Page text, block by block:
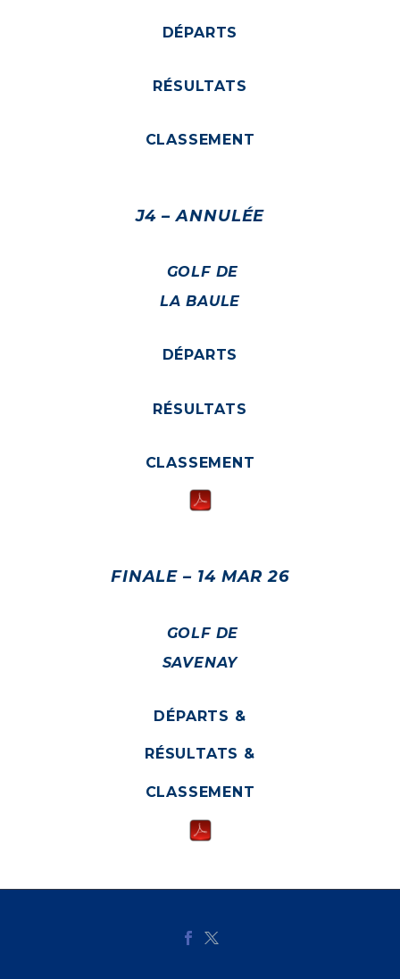
DÉPARTS
RÉSULTATS
CLASSEMENT
J4 – ANNULÉE
GOLF DE
LA BAULE
DÉPARTS
RÉSULTATS
CLASSEMENT
FINALE – 14 MAR 26
GOLF DE
SAVENAY
DÉPARTS &
RÉSULTATS &
CLASSEMENT